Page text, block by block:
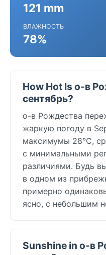
121 mm
ВЛАЖНОСТЬ
78%
How Hot Is о-в
сентябрь?
о-в Рождества
жаркую погоду в
максимумы 28°C,
с минимальными
различиями. Будь
в одном из
примерно
ясно, с небольшим
Sunshine in о-в